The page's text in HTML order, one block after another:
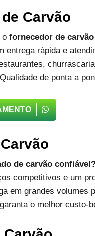
Carvão
fornecedor de carvão
entrega rápida e
de ponta a
de carvão
competitivos e um
em grandes volumes
o melhor custo-